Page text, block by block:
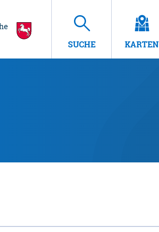
SUCHE KARTEN